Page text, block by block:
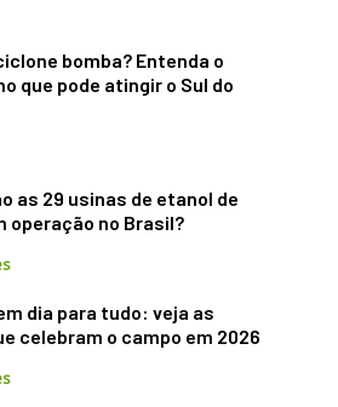
bomba? Entenda o
que pode atingir o Sul do
as 29 usinas de etanol de
operação no Brasil?
dia para tudo: veja as
celebram o campo em 2026